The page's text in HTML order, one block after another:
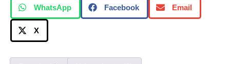
WhatsApp Facebook Email
X